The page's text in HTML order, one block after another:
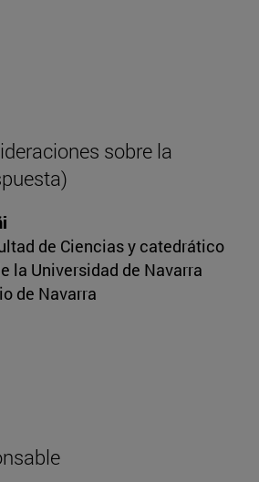
sobre la
de Ciencias y catedrático
la Universidad de Navarra
de Navarra